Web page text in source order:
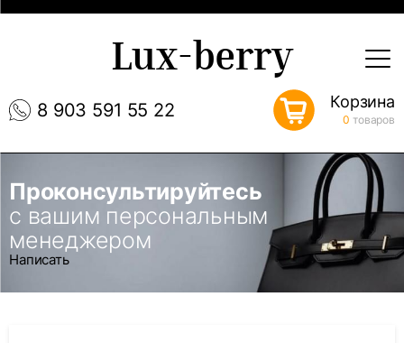
8 903 591 55 22
Lux-berry
Корзина
0 товаров
Проконсультируйтесь
с вашим персональным
менеджером
Написать